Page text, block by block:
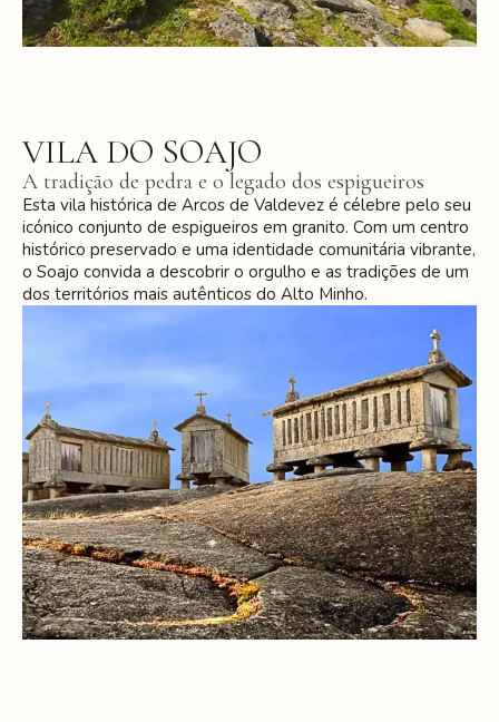
VILA DO SOAJO
A tradição de pedra e o legado dos espigueiros
Esta vila histórica de Arcos de Valdevez é célebre pelo seu
icónico conjunto de espigueiros em granito. Com um centro
histórico preservado e uma identidade comunitária vibrante,
o Soajo convida a descobrir o orgulho e as tradições de um
dos territórios mais autênticos do Alto Minho.